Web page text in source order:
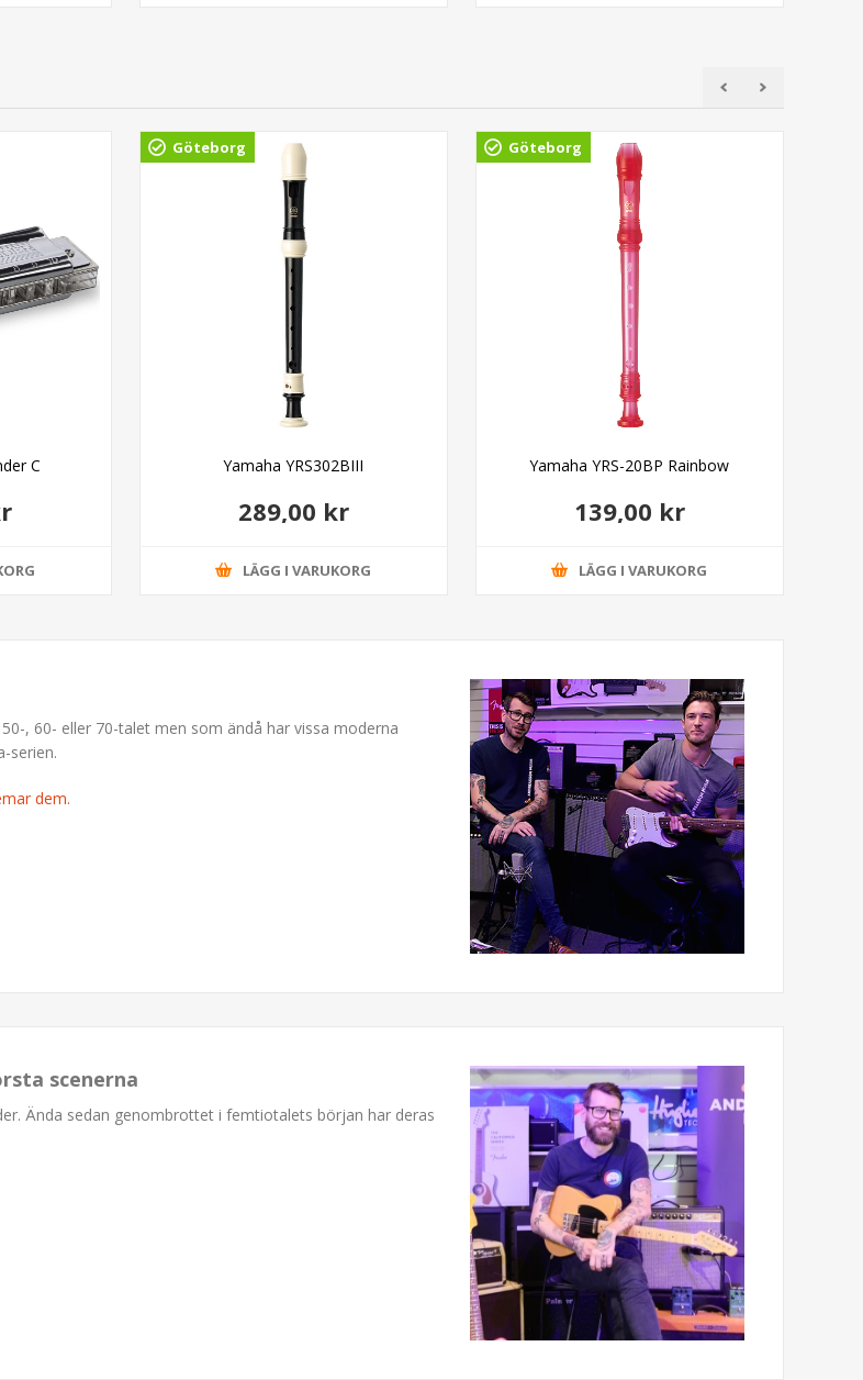
C
Göteborg
Yamaha YRS302BIII
289,00 kr
LÄGG I VARUKORG
Göteborg
Yamaha YRS-20BP Rainbow
139,00 kr
LÄGG I VARUKORG
, 60- eller 70-talet men som ändå har vissa moderna
serien.
dem.
scenerna
Ända sedan genombrottet i femtiotalets början har deras